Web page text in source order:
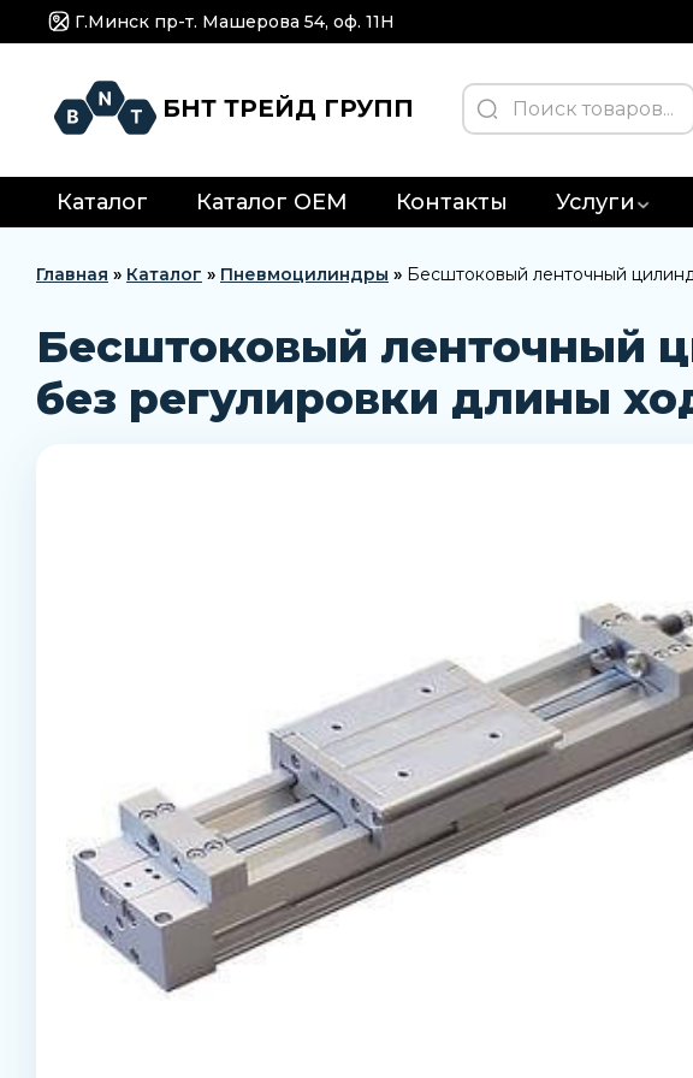
Г.Минск пр-т. Машерова 54, оф. 11H
БНТ ТРЕЙД ГРУПП
Каталог Каталог OEM Контакты Услуги
Главная » Каталог » Пневмоцилиндры » Бесштоковый ленточный
Бесштоковый ленточный
без регулировки длины